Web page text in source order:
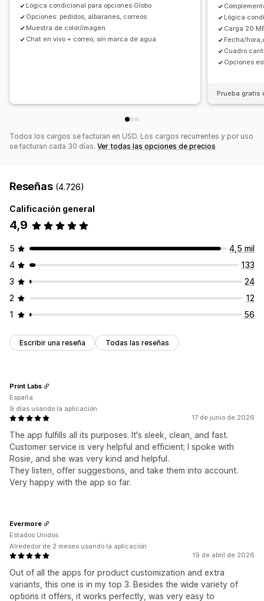
Inventario
Ocultar existencias agotadas
Actualizaciones manuales Actualizaciones automáticas
Lógica condicional para opciones Globo
Opciones: pedidos, albaranes, correos
Muestra de color/imagen
Chat en vivo + correo, sin marca de agua
Lógica
Carga 20
Fecha/
Cuadro
Opciones
Prueba gratis
Todos los cargos se facturan en USD. Los cargos recurrentes y por uso
se facturan cada 30 días. Ver todas las opciones de precios
Reseñas (4.726)
Calificación general
4,9
5
4,5 mil
4
133
3
24
2
12
1
56
Escribir una reseña Todas las reseñas
17 de junio de 2026
The app fulfills all its purposes. It's sleek, clean, and fast.
Customer service is very helpful and efficient; I spoke with
Rosie, and she was very kind and helpful.
They listen, offer suggestions, and take them into account.
Very happy with the app so far.
Print Labs
España
9 días usando la aplicación
19 de abril de 2026
Out of all the apps for product customization and extra
variants, this one is in my top 3. Besides the wide variety of
options it offers, it works perfectly, was very easy to
Evermore
Estados Unidos
Alrededor de 2 meses usando la aplicación